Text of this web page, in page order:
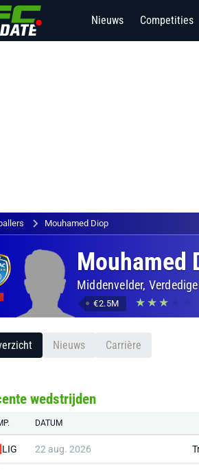
Nieuws Competities
Mouhamed Diop
Mouhamed
Middenvelder,
€2.5M
Nieuws Carrière
wedstrijden
DATUM
LIG 22 aug. 2026